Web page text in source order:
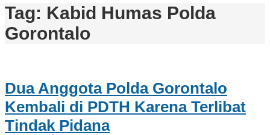
Tag: Kabid Humas Polda
Gorontalo
Dua Anggota Polda Gorontalo
Kembali di PDTH Karena Terlibat
Tindak Pidana